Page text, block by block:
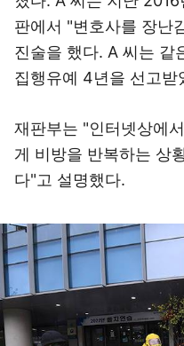
판에서 "변호사를 장난
진술을 했다. A 씨는 같
집행유예 4년을 선고받
재판부는 "인터넷상에
게 비방을 반복하는 상
다"고 설명했다.